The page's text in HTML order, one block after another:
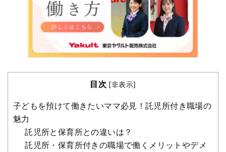
目次 [非表示]
子どもを預けて働きたいママ必見！託児所付き職場の
魅力
託児所と保育所との違いは？
託児所・保育所付きの職場で働くメリットやデメ